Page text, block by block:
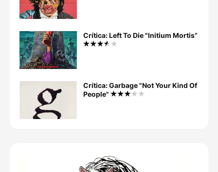
Crítica: Left To Die "Initium Mortis”
Crítica: Garbage "Not Your Kind Of
People"